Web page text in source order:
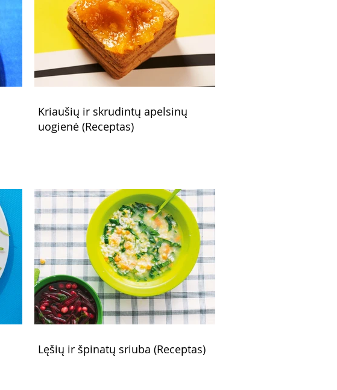
Kriaušių ir skrudintų apelsinų
uogienė (Receptas)
Lęšių ir špinatų sriuba (Receptas)